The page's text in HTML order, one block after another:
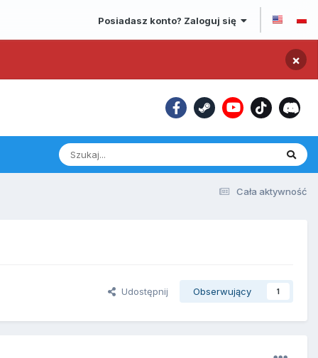
Posiadasz konto? Zaloguj się
×
Cała aktywność
Udostępnij Obserwujący 1